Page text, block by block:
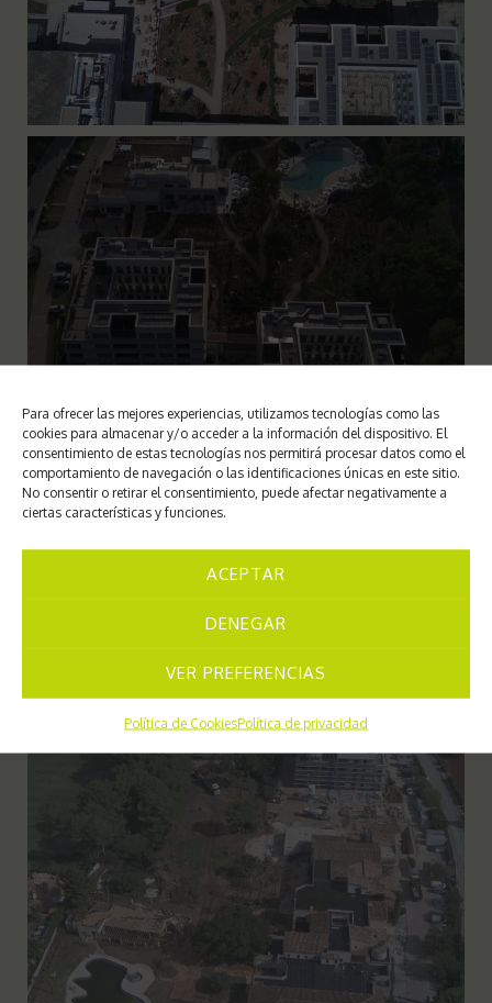
Para ofrecer las mejores experiencias, utilizamos tecnologías como las
cookies para almacenar y/o acceder a la información del dispositivo. El
consentimiento de estas tecnologías nos permitirá procesar datos como el
comportamiento de navegación o las identificaciones únicas en este sitio.
No consentir o retirar el consentimiento, puede afectar negativamente a
ciertas características y funciones.
ACEPTAR
DENEGAR
VER PREFERENCIAS
Política de CookiesPolítica de privacidad